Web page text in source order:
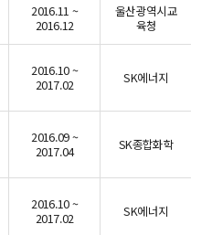
2016.11 ~
2016.12
울산광역시교
육청
2016.10 ~
2017.02
SK에너지
2016.09 ~
2017.04
SK종합화학
2016.10 ~
2017.02
SK에너지